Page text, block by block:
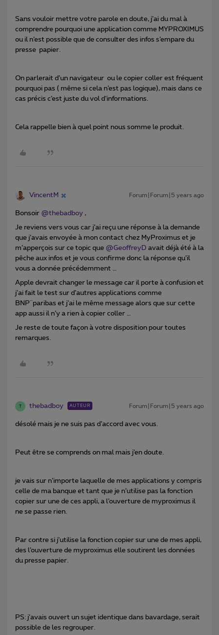
Sans vouloir mettre votre parole en doute, j’ai du mal à
comprendre pourquoi une application comme MYPROXIMUS
ou il n’est possible que de consulter des infos s’empare du
presse papier.
On parlerait d’un navigateur ou le copier coller est fréquent
pourquoi pas ( même si cela n’est pas logique), mais dans ce
cas précis c’est juste du vol d’informations.
Cela rappelle bien à quel point nous somme le produit.
VincentM Forum|Forum|5 years ago
Bonsoir @thebadboy ,
Je reviens vers vous car j’ai reçu une réponse à la demande
que j’avais envoyée à mon contact chez MyProximus et je
m’apperçois sur ce topic que @GeoffreyD avait déjà été à la
pêche aux infos et je vous confirme donc la réponse qu’il
vous a donnée précédemment …
Apple devrait changer le message car il porte à confusion et
j’ai fait le test sur d’autres applications comme
BNP¨paribas et j’ai le même message alors que sur cette
app aussi il n’y a rien à copier coller …
Je reste de toute façon à votre disposition pour toutes
remarques.
T thebadboy AUTEUR Forum|Forum|5 years ago
désolé mais je ne suis pas d’accord avec vous.
Peut être se comprends on mal mais j’en doute.
je vais sur n’importe laquelle de mes applications y compris
celle de ma banque et tant que je n’utilise pas la fonction
copier sur une de ces appli, a l’ouverture de myproximus il
ne se passe rien.
Par contre si j’utilise la fonction copier sur une de mes appli,
des l’ouverture de myproximus elle soutirent les données
du presse papier.
PS: j’avais ouvert un sujet identique dans bavardage, serait
possible de les regrouper.